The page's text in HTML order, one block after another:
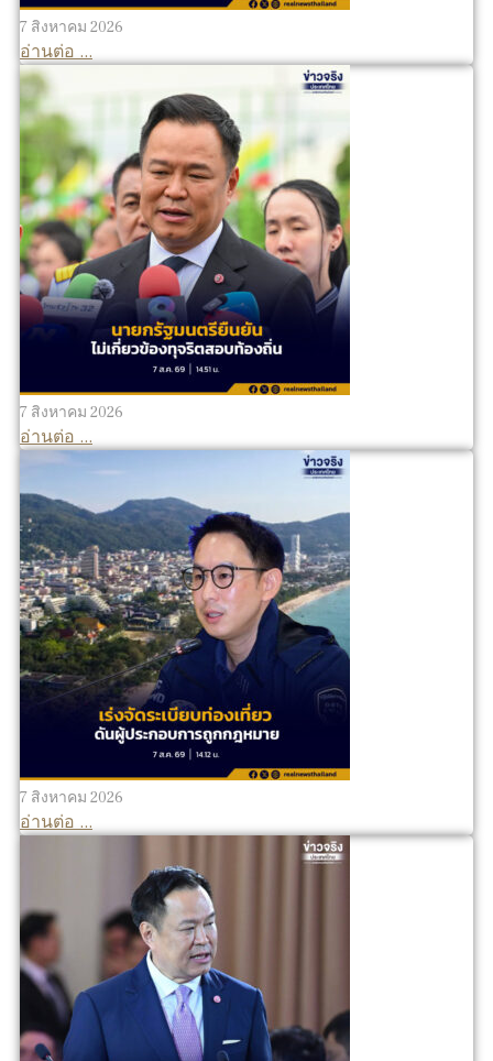
7 สิงหาคม 2026
อ่านต่อ ...
7 สิงหาคม 2026
อ่านต่อ ...
7 สิงหาคม 2026
อ่านต่อ ...